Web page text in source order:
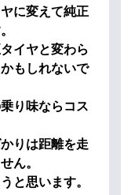
に変えて純正
イヤと変わら
もしれないで
り味ならコス
りは距離を走
ん。
と思います。